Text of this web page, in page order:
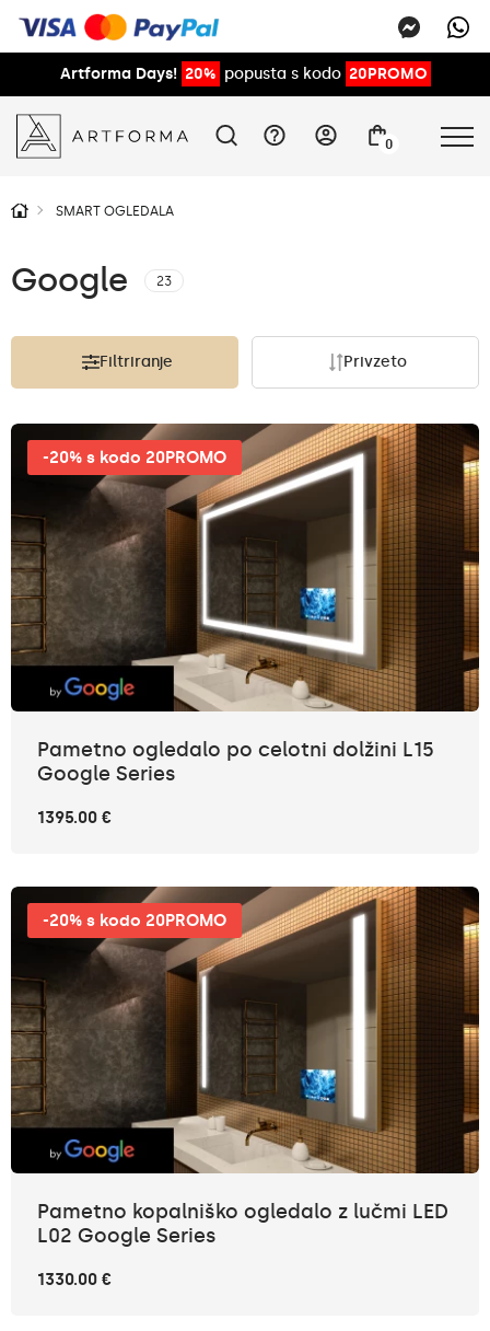
Artforma Days! 20% popusta s kodo 20PROMO
0
SMART OGLEDALA
Google 23
Filtriranje Privzeto
-20% s kodo 20PROMO
Pametno ogledalo po celotni dolžini L15
Google Series
1395.00 €
-20% s kodo 20PROMO
Pametno kopalniško ogledalo z lučmi LED
L02 Google Series
1330.00 €